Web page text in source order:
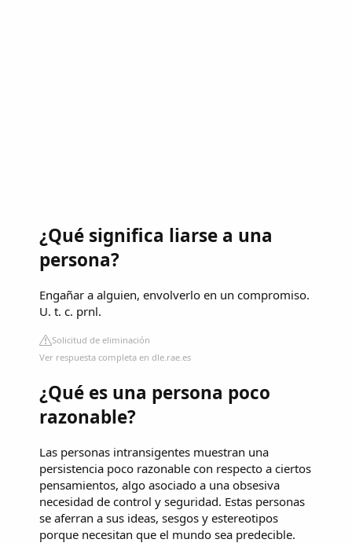
¿Qué significa liarse a una
persona?
Engañar a alguien, envolverlo en un compromiso.
U. t. c. prnl.
Solicitud de eliminación
Ver respuesta completa en dle.rae.es
¿Qué es una persona poco
razonable?
Las personas intransigentes muestran una
persistencia poco razonable con respecto a ciertos
pensamientos, algo asociado a una obsesiva
necesidad de control y seguridad. Estas personas
se aferran a sus ideas, sesgos y estereotipos
porque necesitan que el mundo sea predecible.